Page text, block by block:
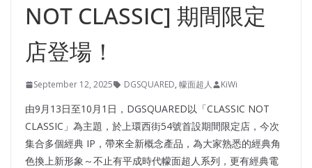
NOT CLASSIC] 期間限定
店登場！
September 12, 2025 DGSQUARED, 幪面超人 KiWi
由9月13日至10月1日，DGSQUARED以「CLASSIC NOT
CLASSIC」為主題，於上環西街54號首設期間限定店，今次
集合多個經典 IP，帶來全新概念產品，為大家熟悉的經典角
色換上新形象～不止有平成時代幪面超人系列，更有經典電